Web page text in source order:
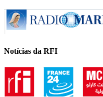
Notícias da RFI